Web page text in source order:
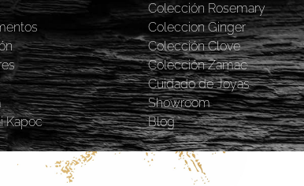
Kapoc
Colección Rosemary
Coleccion Ginger
Colección Clove
Colección Zamac
Cuidado de Joyas
Showroom
Blog